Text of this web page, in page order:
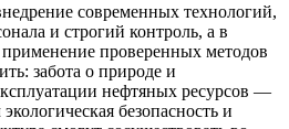
современных технологий,
и строгий контроль, а в
проверенных методов
забота о природе и
нефтяных ресурсов —
безопасность и